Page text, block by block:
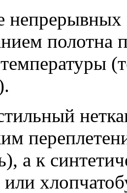
полотна
а к